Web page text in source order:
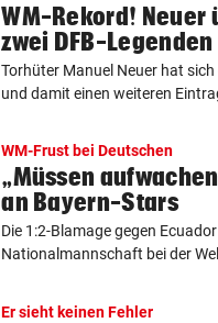
WM-Rekord!
zwei DFB-Legenden
Torhüter Manuel Neuer hat
und damit einen weiteren
WM-Frust bei Deutschen
„Müssen
an Bayern-Stars
Die 1:2-Blamage gegen
Nationalmannschaft bei der
Er sieht keinen Fehler